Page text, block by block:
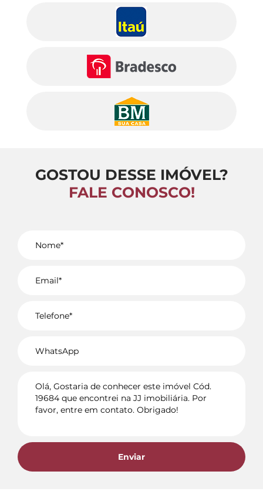
GOSTOU DESSE IMÓVEL?
FALE CONOSCO!
Enviar